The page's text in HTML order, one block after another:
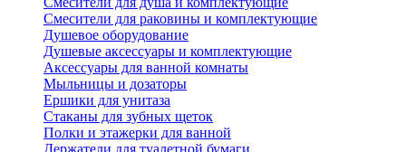
Смесители для раковины и комплектующие
Душевое оборудование
Душевые аксессуары и комплектующие
Аксессуары для ванной комнаты
Мыльницы и дозаторы
Ершики для унитаза
Стаканы для зубных щеток
Полки и этажерки для ванной
Держатели для туалетной бумаги